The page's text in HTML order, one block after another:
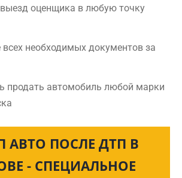
оценщика в любую точку
необходимых документов за
продать автомобиль любой марки
АВТО ПОСЛЕ ДТП В
- СПЕЦИАЛЬНОЕ